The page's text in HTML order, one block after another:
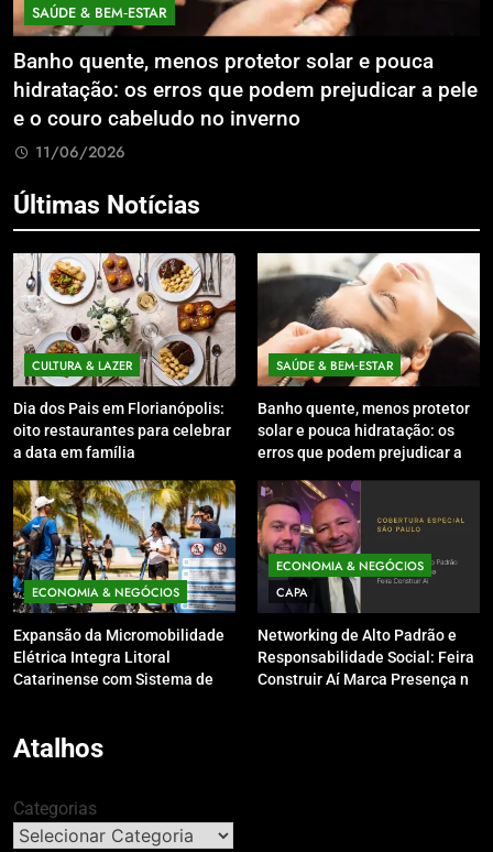
SAÚDE & BEM‑ESTAR
Banho quente, menos protetor solar e pouca
hidratação: os erros que podem prejudicar a pele
e o couro cabeludo no inverno
11/06/2026
Últimas Notícias
CULTURA & LAZER
Dia dos Pais em Florianópolis:
oito restaurantes para celebrar
a data em família
SAÚDE & BEM‑ESTAR
Banho quente, menos protetor
solar e pouca hidratação: os
erros que podem prejudicar a
inverno
ECONOMIA & NEGÓCIOS
Expansão da Micromobilidade
Elétrica Integra Litoral
Catarinense com Sistema de
ECONOMIA & NEGÓCIOS
CAPA
Networking de Alto Padrão e
Responsabilidade Social: Feira
Construir Aí Marca Presença no
Atalhos
Categorias